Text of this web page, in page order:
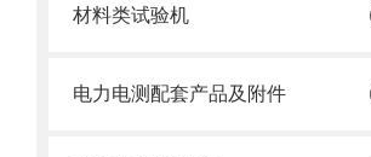
材料类试验机
电力电测配套产品及附件